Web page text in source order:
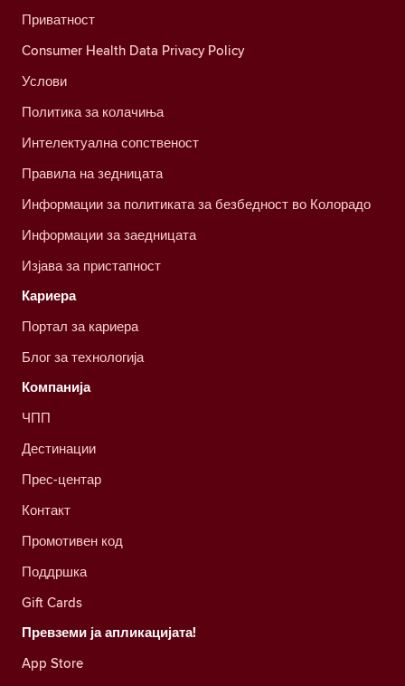
Приватност
Consumer Health Data Privacy Policy
Услови
Политика за колачиња
Интелектуална сопственост
Правила на зедницата
Информации за политиката за безбедност во Колорадо
Информации за заедницата
Изјава за пристапност
Кариера
Портал за кариера
Блог за технологија
Компанија
ЧПП
Дестинации
Прес-центар
Контакт
Промотивен код
Поддршка
Gift Cards
Превземи ја апликацијата!
App Store